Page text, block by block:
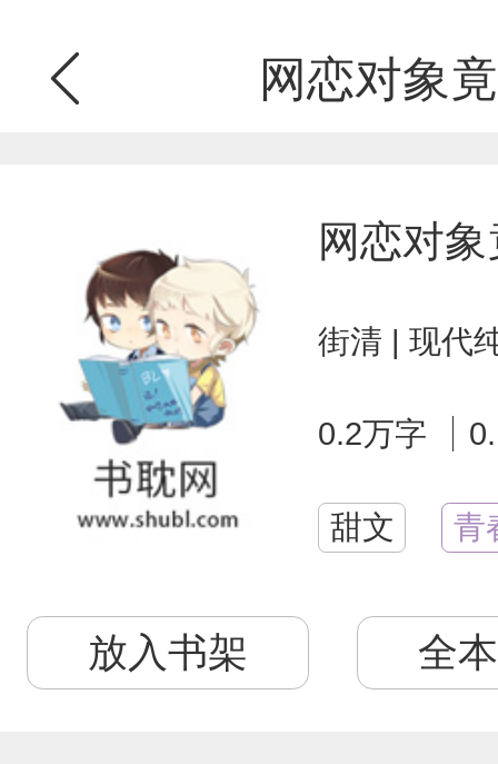
网恋对象
网恋对
街清 | 现代
0.2万字
甜文 青
放入书架 全